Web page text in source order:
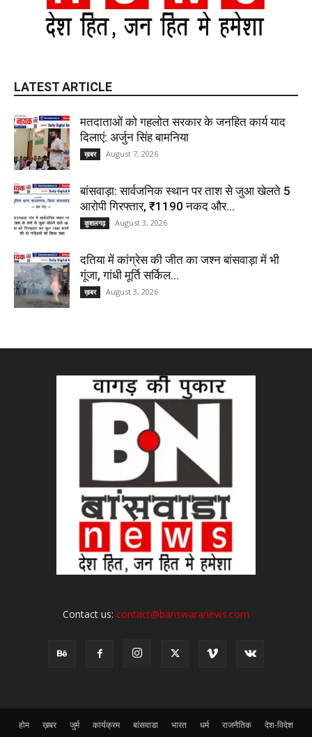
LATEST ARTICLE
मतदाताओं को गहलोत सरकार के जनहित कार्य याद
दिलाएं: अर्जुन सिंह बामनिया
ख़बर August 7, 2026
बांसवाड़ा: सार्वजनिक स्थान पर ताश से जुआ खेलते 5
आरोपी गिरफ्तार, ₹1190 नकद और...
कुशलगढ़ August 3, 2026
दतिया में कांग्रेस की जीत का जश्न बांसवाड़ा में भी
गूंजा, गांधी मूर्ति सर्किल...
ख़बर August 3, 2026
Contact us: contact@banswaranews.com
होम ख़बर जुर्म कार्यक्रम बांसवाडा भारत धर्म राजनैतिक देश-विदेश